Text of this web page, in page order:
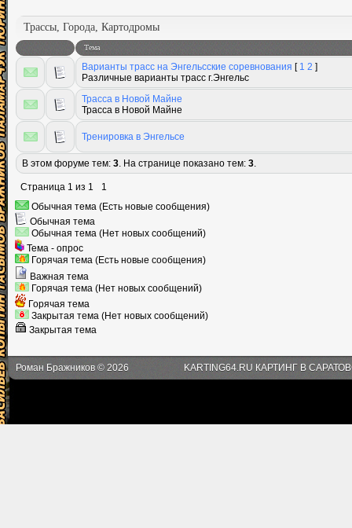
Трассы, Города, Картодромы
Тема
Варианты трасс на Энгельсские соревнования [ 1 2 ]
Различные варианты трасс г.Энгельс
Трасса в Новой Майне
Трасса в Новой Майне
Тренировка в Энгельсе
В этом форуме тем: 3. На странице показано тем: 3.
Страница 1 из 1
1
Обычная тема (Есть новые сообщения)
Обычная тема
Обычная тема (Нет новых сообщений)
Тема - опрос
Горячая тема (Есть новые сообщения)
Важная тема
Горячая тема (Нет новых сообщений)
Горячая тема
Закрытая тема (Нет новых сообщений)
Закрытая тема
Роман Бражников © 2026 KARTING64.RU КАРТИНГ В